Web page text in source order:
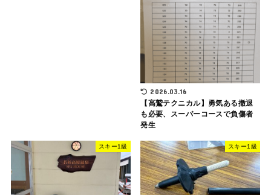
2026.03.16
【高鷲テクニカル】勇気ある撤退
も必要、スーパーコースで負傷者
発生
スキー1級 スキー1級